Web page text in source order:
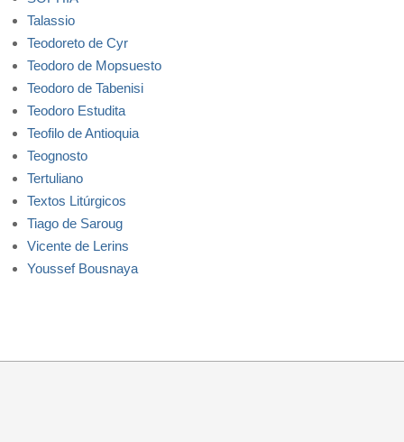
Talassio
Teodoreto de Cyr
Teodoro de Mopsuesto
Teodoro de Tabenisi
Teodoro Estudita
Teofilo de Antioquia
Teognosto
Tertuliano
Textos Litúrgicos
Tiago de Saroug
Vicente de Lerins
Youssef Bousnaya